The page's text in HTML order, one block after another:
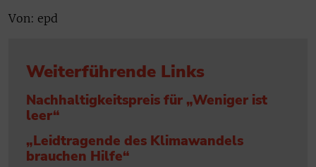
Von: epd
Weiterführende Links
Nachhaltigkeitspreis für „Weniger ist
leer“
„Leidtragende des Klimawandels
brauchen Hilfe“